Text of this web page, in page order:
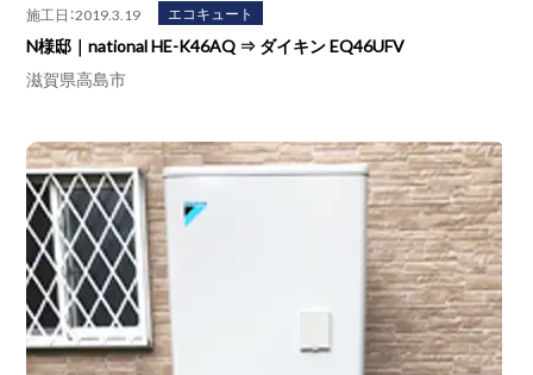
施工日：2019.3.19 エコキュート
N様邸｜national HE-K46AQ ⇒ ダイキン EQ46UFV
滋賀県高島市